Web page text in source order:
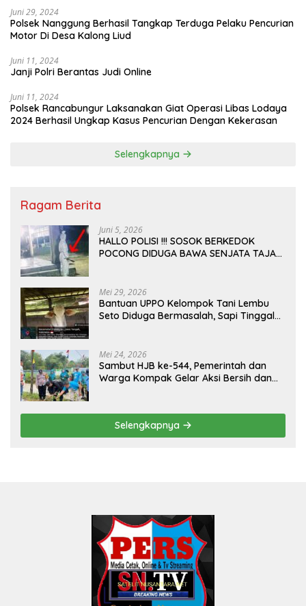
Juni 29, 2024
Polsek Nanggung Berhasil Tangkap Terduga Pelaku Pencurian
Motor Di Desa Kalong Liud
Juni 11, 2024
Janji Polri Berantas Judi Online
Juni 11, 2024
Polsek Rancabungur Laksanakan Giat Operasi Libas Lodaya
2024 Berhasil Ungkap Kasus Pencurian Dengan Kekerasan
Selengkapnya
Ragam Berita
Juni 5, 2026
HALLO POLISI !!! SOSOK BERKEDOK
POCONG DIDUGA BAWA SENJATA TAJAM
Mei 29, 2026
Bantuan UPPO Kelompok Tani Lembu
Seto Diduga Bermasalah, Sapi Tinggal
Mei 24, 2026
Sambut HJB ke-544, Pemerintah dan
Warga Kompak Gelar Aksi Bersih dan
Selengkapnya